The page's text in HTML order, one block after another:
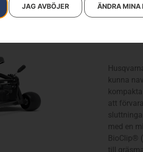
JAG AVBÖJER ÄNDRA MINA
41
kunna
att
med en
BioClip®
till